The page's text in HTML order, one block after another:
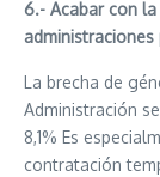
6.- Acabar con
administraciones
La brecha de
Administración
8,1% Es
contratación